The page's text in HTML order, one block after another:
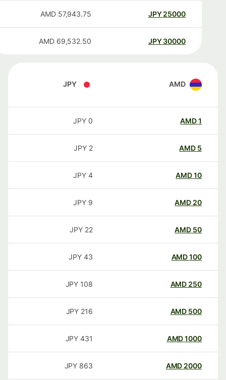
25000
JPY
57,943.75
AMD
30000
JPY
69,532.50
AMD
AMD
JPY
AMD
JPY
AMD
JPY
AMD
JPY
20
AMD
JPY
50
AMD
JPY
100
AMD
43
JPY
250
AMD
108
JPY
500
AMD
216
JPY
1000
AMD
431
JPY
2000
AMD
863
JPY